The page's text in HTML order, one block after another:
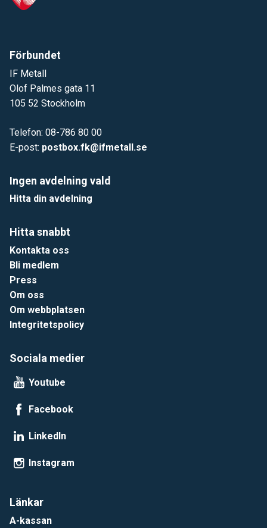
Förbundet
IF Metall
Olof Palmes gata 11
105 52 Stockholm
Telefon: 08-786 80 00
E-post: postbox.fk@ifmetall.se
Ingen avdelning vald
Hitta din avdelning
Hitta snabbt
Kontakta oss
Bli medlem
Press
Om oss
Om webbplatsen
Integritetspolicy
Sociala medier
Youtube
Facebook
LinkedIn
Instagram
Länkar
A-kassan